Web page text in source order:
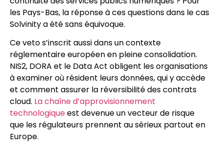
les Pays-Bas, la réponse à ces questions dans le cas
Solvinity a été sans équivoque.
Ce veto s’inscrit aussi dans un contexte
réglementaire européen en pleine consolidation.
NIS2, DORA et le Data Act obligent les organisations
à examiner où résident leurs données, qui y accède
et comment assurer la réversibilité des contrats
cloud. La chaîne d’approvisionnement
technologiqueest devenue un vecteur de risque
que les régulateurs prennent au sérieux partout en
Europe.